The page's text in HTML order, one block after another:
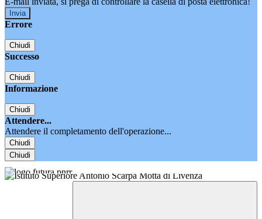
Errore
Chiudi
Successo
Chiudi
Informazione
Chiudi
Attendere...
Attendere il completamento dell'operazione...
Chiudi
Chiudi